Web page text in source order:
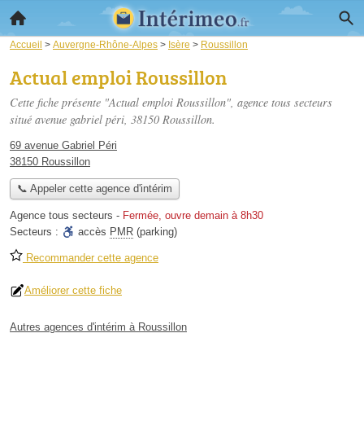
Accueil > Auvergne-Rhône-Alpes > Isère > Roussillon
Actual emploi Roussillon
Cette fiche présente "Actual emploi Roussillon", agence tous secteurs
situé avenue gabriel péri, 38150 Roussillon.
69 avenue Gabriel Péri
38150 Roussillon
📞 Appeler cette agence d'intérim
Agence tous secteurs - Fermée, ouvre demain à 8h30
Secteurs :
accès PMR (parking)
Recommander cette agence
Améliorer cette fiche
Autres agences d'intérim à Roussillon